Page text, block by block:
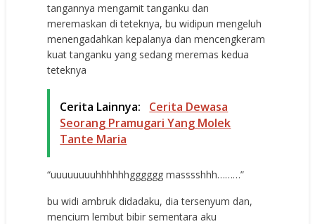
tangannya mengamit tanganku dan
meremaskan di teteknya, bu widipun mengeluh
menengadahkan kepalanya dan mencengkeram
kuat tanganku yang sedang meremas kedua
teteknya
Cerita Lainnya:
Cerita Dewasa
Seorang Pramugari Yang Molek
Tante Maria
“uuuuuuuuhhhhhhgggggg masssshhh………”
bu widi ambruk didadaku, dia tersenyum dan,
mencium lembut bibir sementara aku